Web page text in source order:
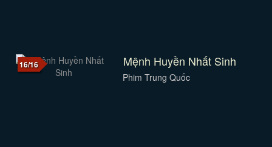
16/16 Mệnh Huyền Nhất Sinh
Phim Trung Quốc